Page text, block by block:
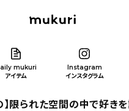
mukuri
アイテム
Instagram
インスタグラム
】限られた空間の中で好き